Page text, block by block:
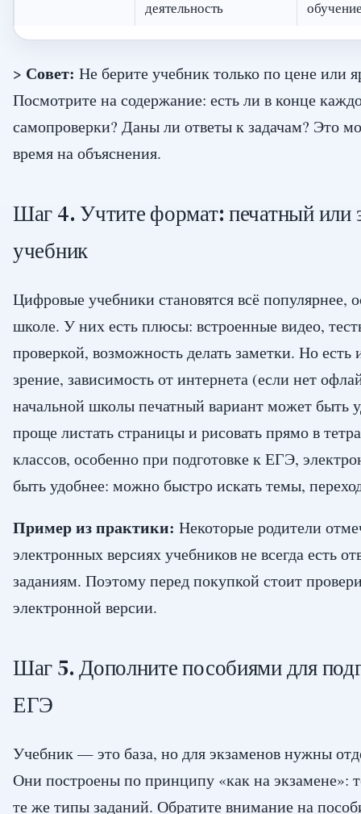
деятельность
> Совет: Не берите учебник только по цене или
Посмотрите на содержание: есть ли в конце
самопроверки? Даны ли ответы к задачам? Это
время на объяснения.
Шаг 4. Учтите формат: печатный или
учебник
Цифровые учебники становятся всё популярнее,
школе. У них есть плюсы: встроенные видео,
проверкой, возможность делать заметки. Но
зрение, зависимость от интернета (если нет
начальной школы печатный вариант может быть
проще листать страницы и рисовать прямо в
классов, особенно при подготовке к ЕГЭ,
быть удобнее: можно быстро искать темы,
Пример из практики: Некоторые родители
электронных версиях учебников не всегда есть
заданиям. Поэтому перед покупкой стоит
электронной версии.
Шаг 5. Дополните пособиями для
ЕГЭ
Учебник — это база, но для экзаменов нужны
Они построены по принципу «как на экзамене»:
те же типы заданий. Обратите внимание на